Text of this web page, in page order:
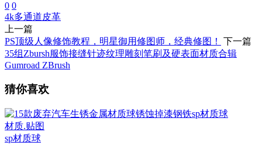
0 0
4k多通道皮革
上一篇
PS顶级人像修饰教程，明星御用修图师，经典修图！
下一篇
35组Zbursh服饰接缝针迹纹理雕刻笔刷及硬表面材质合辑
Gumroad ZBrush
猜你喜欢
材质.贴图
sp材质球